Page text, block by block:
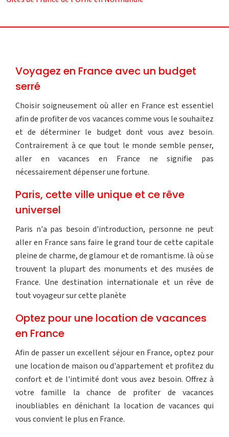
Voyagez en France avec un budget
serré
Choisir soigneusement où aller en France est essentiel
afin de profiter de vos vacances comme vous le souhaitez
et de déterminer le budget dont vous avez besoin.
Contrairement à ce que tout le monde semble penser,
aller en vacances en France ne signifie pas
nécessairement dépenser une fortune.
Paris, cette ville unique et ce rêve
universel
Paris n'a pas besoin d'introduction, personne ne peut
aller en France sans faire le grand tour de cette capitale
pleine de charme, de glamour et de romantisme. là où se
trouvent la plupart des monuments et des musées de
France. Une destination internationale et un rêve de
tout voyageur sur cette planète
Optez pour une location de vacances
en France
Afin de passer un excellent séjour en France, optez pour
une location de maison ou d'appartement et profitez du
confort et de l'intimité dont vous avez besoin. Offrez à
votre famille la chance de profiter de vacances
inoubliables en dénichant la location de vacances qui
vous convient le plus en France.